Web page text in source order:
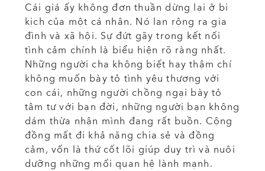
Cái giá ấy không đơn thuần dừng lại ở bi
kịch của một cá nhân. Nó lan rộng ra gia
đình và xã hội. Sự đứt gãy trong kết nối
tình cảm chính là biểu hiện rõ ràng nhất.
Những người cha không biết hay thậm chí
không muốn bày tỏ tình yêu thương với
con cái, những người chồng ngại bày tỏ
tâm tư với bạn đời, những người bạn không
dám thừa nhận mình đang rất buồn. Cộng
đồng mất đi khả năng chia sẻ và đồng
cảm, vốn là thứ cốt lõi giúp duy trì và nuôi
dưỡng những mối quan hệ lành mạnh.